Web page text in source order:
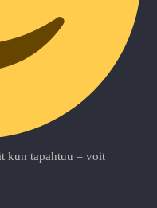
kun tapahtuu – voit